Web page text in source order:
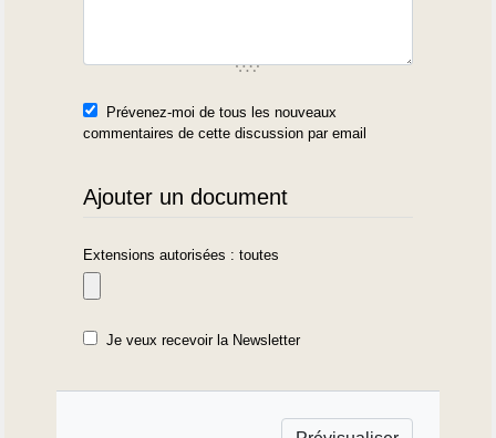
Prévenez-moi de tous les nouveaux
commentaires de cette discussion par email
Ajouter un document
Extensions autorisées : toutes
Je veux recevoir la Newsletter